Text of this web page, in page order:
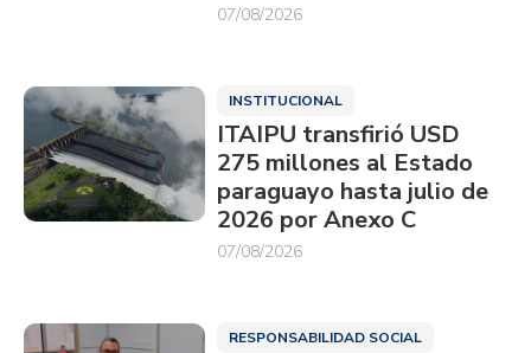
07/08/2026
INSTITUCIONAL
ITAIPU transfirió USD
275 millones al Estado
paraguayo hasta julio de
2026 por Anexo C
07/08/2026
RESPONSABILIDAD SOCIAL